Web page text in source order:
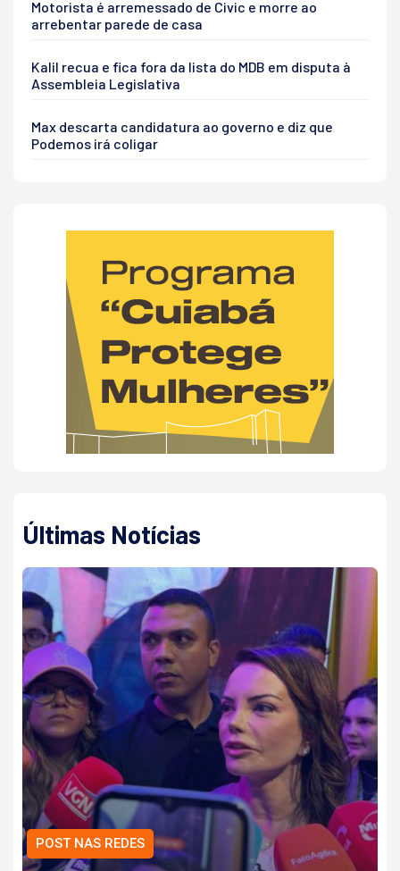
Motorista é arremessado de Civic e morre ao
arrebentar parede de casa
Kalil recua e fica fora da lista do MDB em disputa à
Assembleia Legislativa
Max descarta candidatura ao governo e diz que
Podemos irá coligar
Últimas Notícias
POST NAS REDES